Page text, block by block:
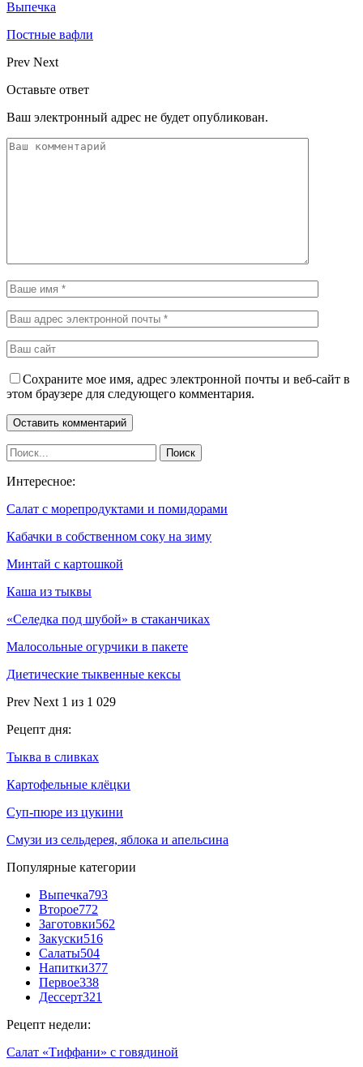
Выпечка
Постные вафли
Prev Next
Оставьте ответ
Ваш электронный адрес не будет опубликован.
Сохраните мое имя, адрес электронной почты и веб-сайт в
этом браузере для следующего комментария.
Интересное:
Салат с морепродуктами и помидорами
Кабачки в собственном соку на зиму
Минтай с картошкой
Каша из тыквы
«Селедка под шубой» в стаканчиках
Малосольные огурчики в пакете
Диетические тыквенные кексы
Prev Next 1 из 1 029
Рецепт дня:
Тыква в сливках
Картофельные клёцки
Суп-пюре из цукини
Смузи из сельдерея, яблока и апельсина
Популярные категории
Выпечка793
Второе772
Заготовки562
Закуски516
Салаты504
Напитки377
Первое338
Дессерт321
Рецепт недели:
Салат «Тиффани» с говядиной